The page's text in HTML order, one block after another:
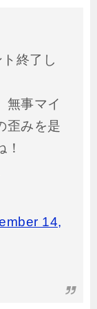
終了し
無事マイ
歪みを是
14,